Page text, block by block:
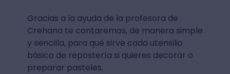
Gracias a la ayuda de la profesora de
Crehana te contaremos, de manera simple
y sencilla, para qué sirve cada utensilio
básico de repostería si quieres decorar o
preparar pasteles.